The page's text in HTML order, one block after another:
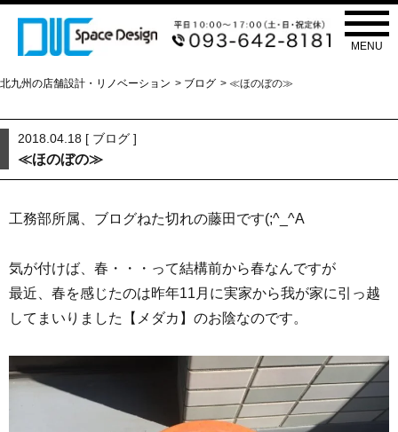
MENU
BLOG
北九州の店舗設計・リノベーション > ブログ > ≪ほのぼの≫
2018.04.18 [ ブログ ]
≪ほのぼの≫
工務部所属、ブログねた切れの藤田です(;^_^A
気が付けば、春・・・って結構前から春なんですが
最近、春を感じたのは昨年11月に実家から我が家に引っ越
してまいりました【メダカ】のお陰なのです。